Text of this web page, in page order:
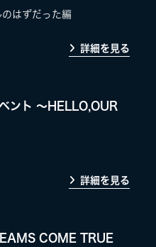
はずだった編
詳細を見る
ント 〜HELLO,OUR
詳細を見る
COME TRUE